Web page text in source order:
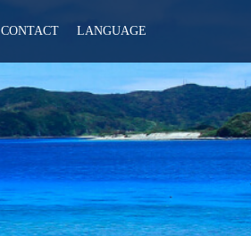
CONTACT LANGUAGE